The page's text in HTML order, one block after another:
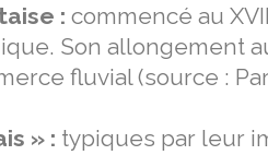
: commencé au
Son allongement
fluvial (source :
» : typiques par leur